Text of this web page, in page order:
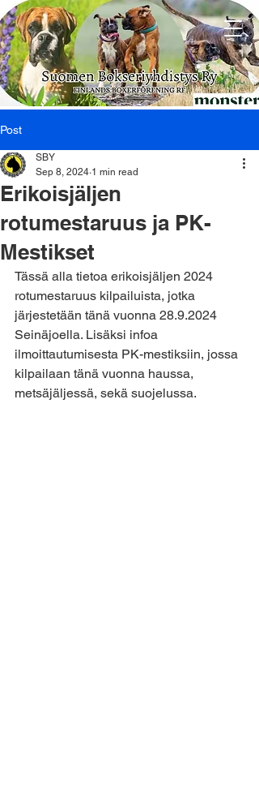
Post
Erikoisjäljen
rotumestaruus ja PK-
Mestikset
SBY
Sep 8, 2024 1 min read
Tässä alla tietoa erikoisjäljen 2024
rotumestaruus kilpailuista, jotka
järjestetään tänä vuonna 28.9.2024
Seinäjoella. Lisäksi infoa
ilmoittautumisesta PK-mestiksiin, jossa
kilpailaan tänä vuonna haussa,
metsäjäljessä, sekä suojelussa.